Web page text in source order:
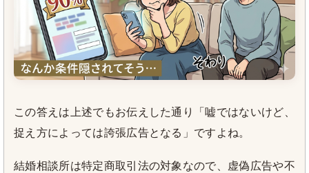
この答えは上述でもお伝えした通り「嘘ではないけど、
捉え方によっては誇張広告となる」ですよね。
結婚相談所は特定商取引法の対象なので、虚偽広告や不